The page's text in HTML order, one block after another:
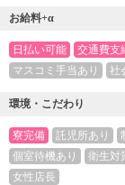
お給料+α
日払い可能 交通費支
マスコミ手当あり
社
環境・こだわり
寮完備 託児所あり
個室待機あり
衛生対
女性店長